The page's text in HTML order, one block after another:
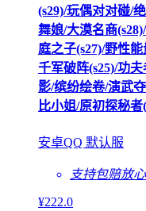
(s29)/玩偶对对碰/
舞娘/大漠名商
庭之子(s27)/野性
千军破阵(s25)/功
影/缤纷绘卷/演武
比小姐/原初探秘者
安卓QQ 默认服
支持包赔放
¥222.0